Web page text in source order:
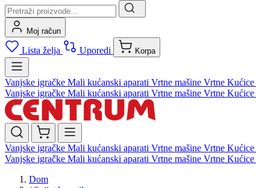
Moj račun
Lista želja Uporedi Korpa
Vanjske igračke Mali kućanski aparati Vrtne mašine Vrtne Kućice
Vanjske igračke Mali kućanski aparati Vrtne mašine Vrtne Kućice
Vanjske igračke Mali kućanski aparati Vrtne mašine Vrtne Kućice
Vanjske igračke Mali kućanski aparati Vrtne mašine Vrtne Kućice
Dom